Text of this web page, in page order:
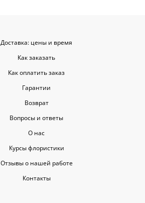
Доставка: цены и время
Как заказать
Как оплатить заказ
Гарантии
Возврат
Вопросы и ответы
О нас
Курсы флористики
Отзывы о нашей работе
Контакты